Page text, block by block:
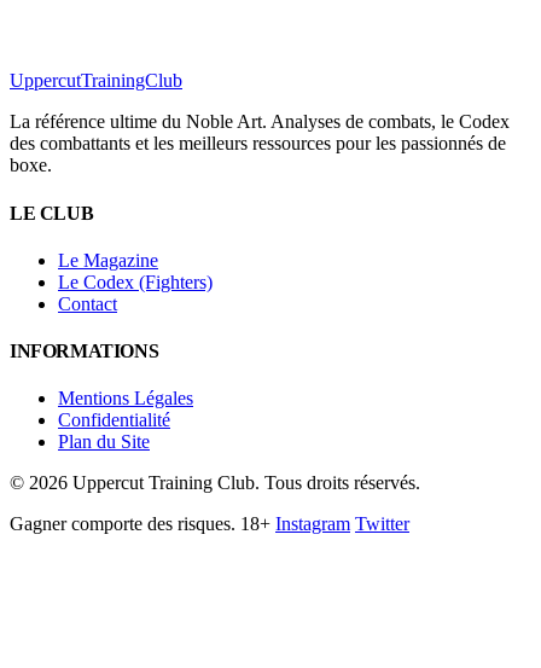
UppercutTrainingClub
La référence ultime du Noble Art. Analyses de combats, le Codex
des combattants et les meilleurs ressources pour les passionnés de
boxe.
LE CLUB
Le Magazine
Le Codex (Fighters)
Contact
INFORMATIONS
Mentions Légales
Confidentialité
Plan du Site
© 2026 Uppercut Training Club. Tous droits réservés.
Gagner comporte des risques. 18+ Instagram Twitter